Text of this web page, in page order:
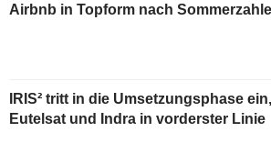
Airbnb in Topform nach
IRIS² tritt in die Umsetzungsphase ein,
Eutelsat und Indra in vorderster Linie